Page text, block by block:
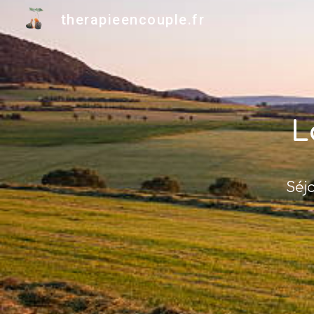
therapieencouple.fr